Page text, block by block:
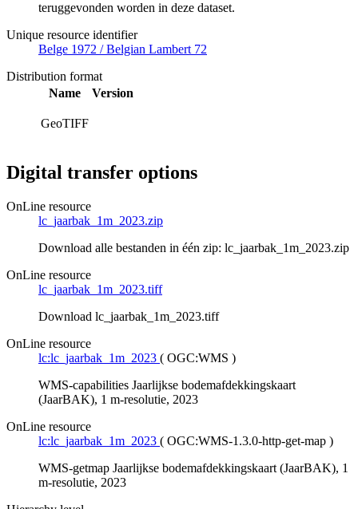
teruggevonden worden in deze dataset.
Unique resource identifier
Belge 1972 / Belgian Lambert 72
Distribution format
Name
Version
GeoTIFF
Digital transfer options
OnLine resource
lc_jaarbak_1m_2023.zip
Download alle bestanden in één zip: lc_jaarbak_1m_2023.zip
OnLine resource
lc_jaarbak_1m_2023.tiff
Download lc_jaarbak_1m_2023.tiff
OnLine resource
lc:lc_jaarbak_1m_2023 ( OGC:WMS )
WMS-capabilities Jaarlijkse bodemafdekkingskaart
(JaarBAK), 1 m-resolutie, 2023
OnLine resource
lc:lc_jaarbak_1m_2023 ( OGC:WMS-1.3.0-http-get-map )
WMS-getmap Jaarlijkse bodemafdekkingskaart (JaarBAK), 1
m-resolutie, 2023